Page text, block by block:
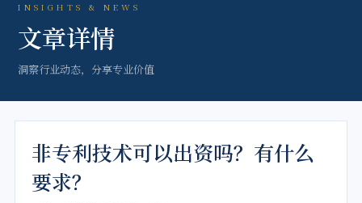
INSIGHTS & NEWS
文章详情
洞察行业动态，分享专业价值
非专利技术可以出资吗？有什么
要求？